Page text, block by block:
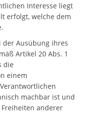
Interesse liegt
erfolgt, welche dem
der Ausübung ihres
Artikel 20 Abs. 1
die
einem
machbar ist und
anderer